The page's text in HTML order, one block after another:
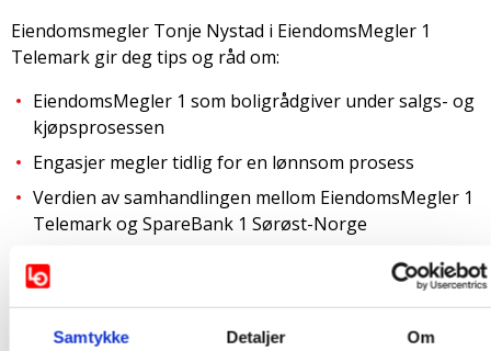
Samtykke Detaljer Om
Eiendomsmegler Tonje Nystad i EiendomsMegler 1
Telemark gir deg tips og råd om:
EiendomsMegler 1 som boligrådgiver under salgs- og
kjøpsprosessen
Engasjer megler tidlig for en lønnsom prosess
Verdien av samhandlingen mellom EiendomsMegler 1
Telemark og SpareBank 1 Sørøst-Norge
Webinaret arrangeres Onsdag 24. april på to
tidspunkter:
11:30 - 12:30